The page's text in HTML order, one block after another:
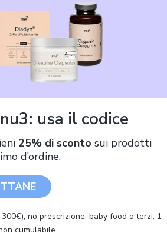
quando il prezzo scende!
Pietra refrattaria
Utilizzabile in Forno, su
+
usa il codice
25% di sconto sui prodotti
d’ordine.
no prescrizione, baby food o terzi. 1
cumulabile.